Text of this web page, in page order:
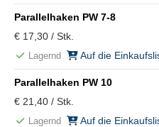
Parallelhaken PW 7-8
€ 17,30 / Stk.
Lagernd Auf die
Parallelhaken PW 10
€ 21,40 / Stk.
Lagernd Auf die